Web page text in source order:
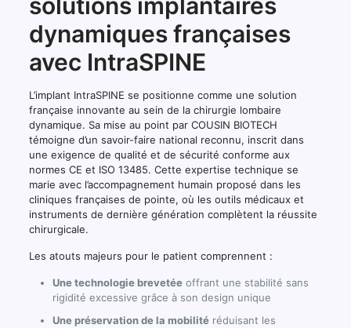
dynamiques françaises
avec IntraSPINE
L’implant IntraSPINE se positionne comme une solution
française innovante au sein de la chirurgie lombaire
dynamique. Sa mise au point par COUSIN BIOTECH
témoigne d’un savoir-faire national reconnu, inscrit dans
une exigence de qualité et de sécurité conforme aux
normes CE et ISO 13485. Cette expertise technique se
marie avec l’accompagnement humain proposé dans les
cliniques françaises de pointe, où les outils médicaux et
instruments de dernière génération complètent la réussite
chirurgicale.
Les atouts majeurs pour le patient comprennent :
Une technologie brevetéeoffrant une stabilité sans
rigidité excessive grâce à son design unique
Une préservation de la mobilitéréduisant les